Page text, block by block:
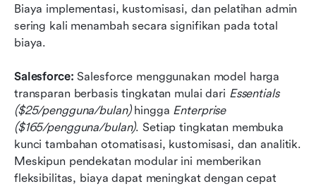
Biaya implementasi, kustomisasi, dan pelatihan admin
sering kali menambah secara signifikan pada total
biaya.
Salesforce: Salesforce menggunakan model harga
transparan berbasis tingkatan mulai dari Essentials
($25/pengguna/bulan) hingga Enterprise
($165/pengguna/bulan). Setiap tingkatan membuka
kunci tambahan otomatisasi, kustomisasi, dan analitik.
Meskipun pendekatan modular ini memberikan
fleksibilitas, biaya dapat meningkat dengan cepat